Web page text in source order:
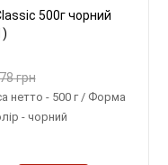
500г чорний
грн
нетто - 500 г / Форма
- чорний